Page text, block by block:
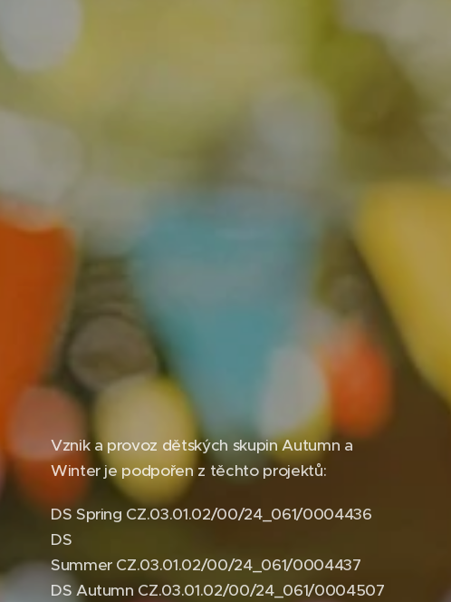
Vznik a provoz dětských skupin Autumn a
Winter je podpořen z těchto projektů:
DS Spring CZ.03.01.02/00/24_061/0004436
DS
Summer CZ.03.01.02/00/24_061/0004437
DS Autumn CZ.03.01.02/00/24_061/0004507